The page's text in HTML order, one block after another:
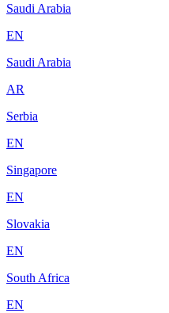
Saudi Arabia
EN
Saudi Arabia
AR
Serbia
EN
Singapore
EN
Slovakia
EN
South Africa
EN